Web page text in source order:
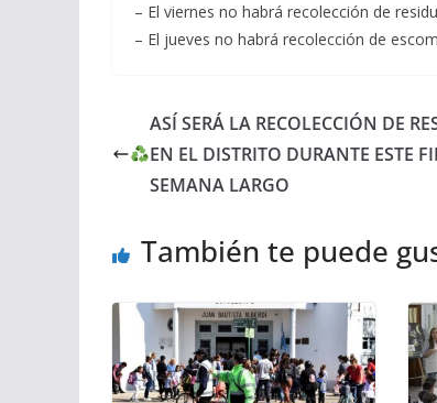
– El viernes no habrá recolección de
– El jueves no habrá recolección de
ASÍ SERÁ LA RECOLECCIÓN DE
EN EL DISTRITO DURANTE ESTE
SEMANA LARGO
También te puede